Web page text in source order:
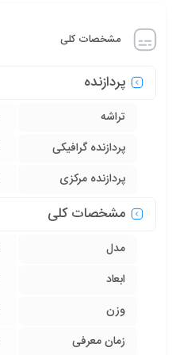
مشخصات کلی
پردازنده
تراشه
پردازنده‌ گرافیکی
پردازنده‌ مرکزی
مشخصات کلی
مدل
ابعاد
وزن
زمان معرفی